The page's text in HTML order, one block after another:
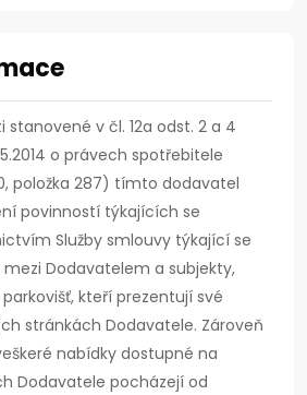
stanovené v čl. 12a odst. 2 a 4
o právech spotřebitele
položka 287) tímto dodavatel
povinností týkajících se
Služby smlouvy týkající se
Dodavatelem a subjekty,
kteří prezentují své
stránkách Dodavatele. Zároveň
nabídky dostupné na
Dodavatele pocházejí od